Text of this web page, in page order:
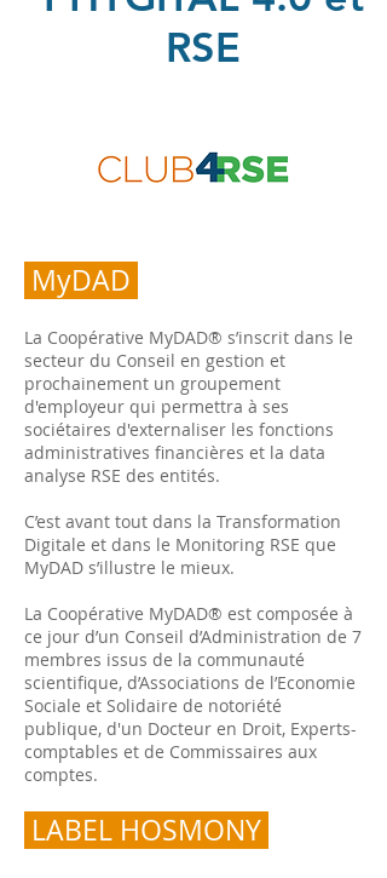
RSE
MyDAD
La Coopérative MyDAD® s’inscrit dans le
secteur du Conseil en gestion et
prochainement un groupement
d'employeur qui permettra à ses
sociétaires d'externaliser les fonctions
administratives financières et la data
analyse RSE des entités.
C’est avant tout dans la Transformation
Digitale et dans le Monitoring RSE que
MyDAD s’illustre le mieux.
La Coopérative MyDAD® est composée à
ce jour d’un Conseil d’Administration de 7
membres issus de la communauté
scientifique, d’Associations de l’Economie
Sociale et Solidaire de notoriété
publique, d'un Docteur en Droit, Experts-
comptables et de Commissaires aux
comptes.
LABEL HOSMONY